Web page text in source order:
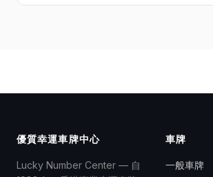
優質幸運車牌中心
Lucky Number Center — 自
車牌
一般車牌